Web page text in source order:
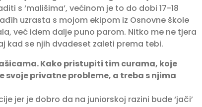
s ‘mališima’, većinom je to do dobi 17-18
uzrasta s mojom ekipom iz Osnovne škole
već idem dalje puno parom. Nitko me ne tjera
kad se njih dvadeset zaleti prema tebi.
Kako pristupiti tim curama, koje
svoje privatne probleme, a treba s njima
jer je dobro da na juniorskoj razini bude ‘jači’